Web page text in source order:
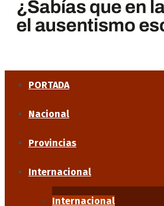
PORTADA
Nacional
Provincias
Internacional
Internacional